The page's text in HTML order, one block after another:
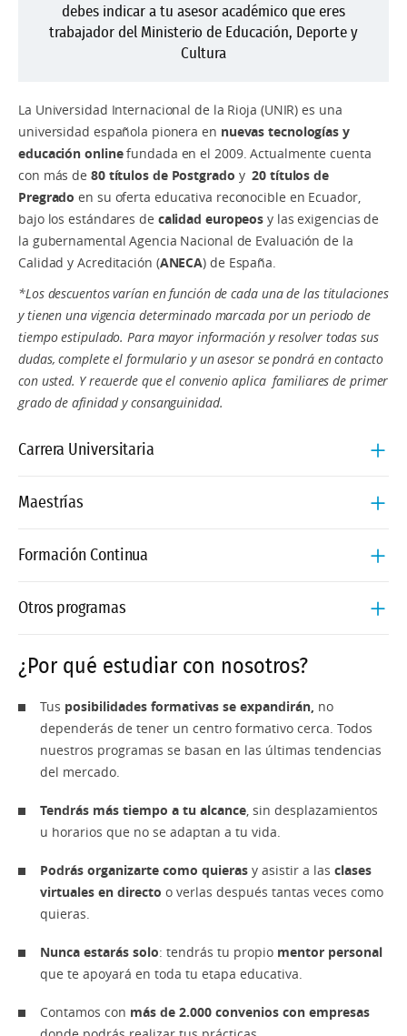
debes indicar a tu asesor académico que eres
trabajador del Ministerio de Educación, Deporte y
Cultura
La Universidad Internacional de la Rioja (UNIR) es una
universidad española pionera en nuevas tecnologías y
educación onlinefundada en el 2009. Actualmente cuenta
con más de 80 títulos de Postgrado y20 títulos de
Pregrado en su oferta educativa reconocible en Ecuador,
bajo los estándares de calidad europeos y las exigencias de
la gubernamental Agencia Nacional de Evaluación de la
Calidad y Acreditación (ANECA) de España.
*Los descuentos varían en función de cada una de las titulaciones
y tienen una vigencia determinado marcada por un periodo de
tiempo estipulado. Para mayor información y resolver todas sus
dudas, complete el formulario y un asesor se pondrá en contacto
con usted. Y recuerde que el convenio aplica familiares de primer
grado de afinidad y consanguinidad.
Carrera Universitaria
Artes y Humanidades
Carrera en Traducción e Interpretación
Carrera en Historia y Geografía
Ciencias Sociales y del Trabajo
Carrera en Educación Social
Carrera en Trabajo Social
Ciencias Económicas y Administrativas
Carrera en Administración de Empresas
Carrera en Administración y Dirección de Empresas
Maestrías
Artes y Humanidades
Proyectos Culturales
Maestría en Estudios Avanzados en Cinematografía
Maestría en Investigación Musical
Maestría en Gestión Empresarial de la Industria
Musical
Maestría en Pedagogía Musical
Maestría en Creación de Guiones Audiovisuales
Formación Continua
Artes y Humanidades
Maestría en Dirección de Orquesta
Maestría en Dirección y Pedagogía Coral
Maestría en Interpretación y Composición de Jazz y
Música Moderna
Experto Universitario en Apreciación Musical
pensamiento de Ratzinger
Programa en Desafíos del orden global: el futuro de
Programa en Desafíos del orden global: “el Futuro
Otros programas
Idiomas
Español B2
Inglés A2
Inglés B1
Inglés C1
¿Por qué estudiar con nosotros?
Tus posibilidades formativas se expandirán, no
dependerás de tener un centro formativo cerca. Todos
nuestros programas se basan en las últimas tendencias
del mercado.
Tendrás más tiempo a tu alcance, sin desplazamientos
u horarios que no se adaptan a tu vida.
Podrás organizarte como quieras y asistir a las clases
virtuales en directo o verlas después tantas veces como
quieras.
Nunca estarás solo: tendrás tu propio mentor personal
que te apoyará en toda tu etapa educativa.
Contamos con más de 2.000 convenios con empresas